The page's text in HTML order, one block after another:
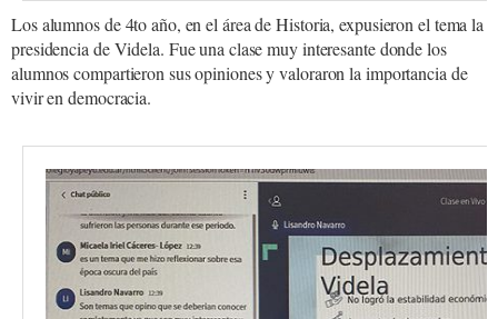
Los alumnos de 4to año, en el área de Historia, expusieron el tema la
presidencia de Videla. Fue una clase muy interesante donde los
alumnos compartieron sus opiniones y valoraron la importancia de
vivir en democracia.